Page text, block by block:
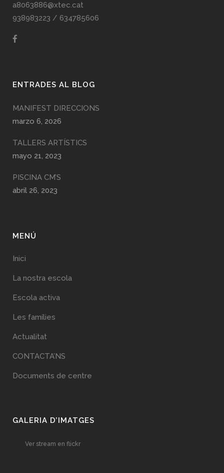
a8063886@xtec.cat
938983223 / 634785606
ENTRADES AL BLOG
MANIFEST DIRECCIONS
marzo 6, 2026
TALLERS ARTÍSTICS
mayo 21, 2023
PISCINA CM’S
abril 26, 2023
MENÚ
Inici
La nostra escola
Escola activa
Les famílies
Actualitat
CONTACTA’NS
Documents de centre
GALERIA D’IMATGES
Ver stream en flickr